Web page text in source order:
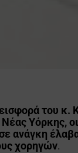
του κ.
Υόρκης,
ανάγκη
χορηγών.